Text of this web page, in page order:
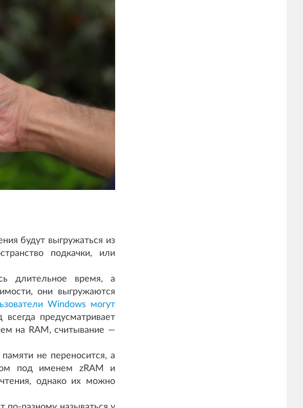
будут выгружаться из
подкачки, или
длительное время, а
они выгружаются
Windows могут
всегда предусматривает
на RAM, считывание —
не переносится, а
под именем zRAM и
однако их можно